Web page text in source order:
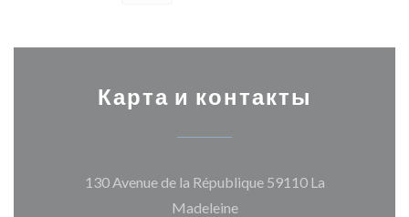
Карта и контакты
130 Avenue de la République 59110 La
Madeleine((открывается в новом